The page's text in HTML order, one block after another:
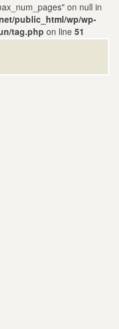
on null in
public_html/wp/wp-
tag.php on line 51